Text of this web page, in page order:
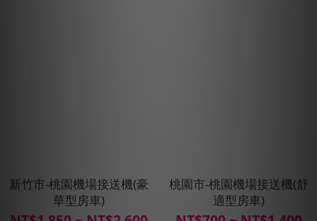
新竹市-桃園機場接送機(豪
華型房車)
桃園市-桃園機場接送機(舒
適型房車)